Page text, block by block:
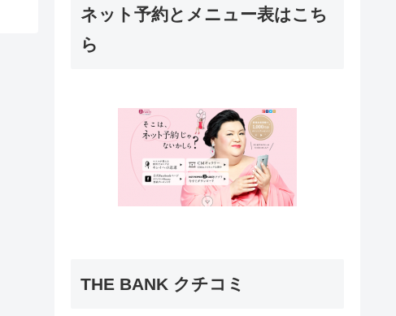
ネット予約とメニュー表はこち
ら
THE BANK クチコミ